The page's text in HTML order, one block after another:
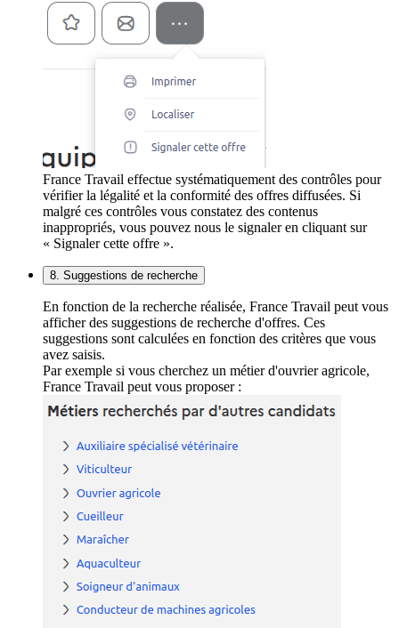
France Travail effectue systématiquement des contrôles pour
vérifier la légalité et la conformité des offres diffusées. Si
malgré ces contrôles vous constatez des contenus
inappropriés, vous pouvez nous le signaler en cliquant sur
« Signaler cette offre ».
8. Suggestions de recherche
En fonction de la recherche réalisée, France Travail peut vous
afficher des suggestions de recherche d'offres. Ces
suggestions sont calculées en fonction des critères que vous
avez saisis.
Par exemple si vous cherchez un métier d'ouvrier agricole,
France Travail peut vous proposer :